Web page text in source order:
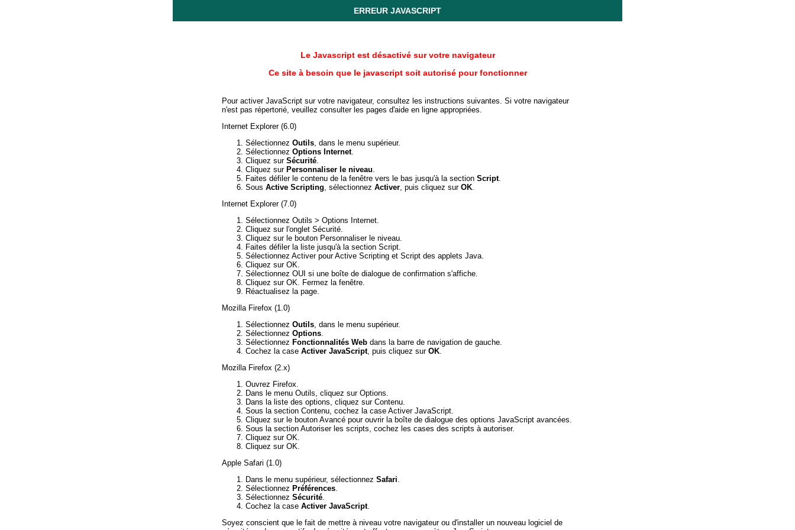
ERREUR JAVASCRIPT
Le Javascript est désactivé sur votre navigateur
Ce site à besoin que le javascript soit autorisé pour fonctionner
Pour activer JavaScript sur votre navigateur, consultez les instructions suivantes. Si votre navigateur
n'est pas répertorié, veuillez consulter les pages d'aide en ligne appropriées.
Internet Explorer (6.0)
Sélectionnez Outils, dans le menu supérieur.
Sélectionnez Options Internet.
Cliquez sur Sécurité.
Cliquez sur Personnaliser le niveau.
Faites défiler le contenu de la fenêtre vers le bas jusqu'à la section Script.
Sous Active Scripting, sélectionnez Activer, puis cliquez sur OK.
Internet Explorer (7.0)
Sélectionnez Outils > Options Internet.
Cliquez sur l'onglet Sécurité.
Cliquez sur le bouton Personnaliser le niveau.
Faites défiler la liste jusqu'à la section Script.
Sélectionnez Activer pour Active Scripting et Script des applets Java.
Cliquez sur OK.
Sélectionnez OUI si une boîte de dialogue de confirmation s'affiche.
Cliquez sur OK. Fermez la fenêtre.
Réactualisez la page.
Mozilla Firefox (1.0)
Sélectionnez Outils, dans le menu supérieur.
Sélectionnez Options.
Sélectionnez Fonctionnalités Web dans la barre de navigation de gauche.
Cochez la case Activer JavaScript, puis cliquez sur OK.
Mozilla Firefox (2.x)
Ouvrez Firefox.
Dans le menu Outils, cliquez sur Options.
Dans la liste des options, cliquez sur Contenu.
Sous la section Contenu, cochez la case Activer JavaScript.
Cliquez sur le bouton Avancé pour ouvrir la boîte de dialogue des options JavaScript avancées.
Sous la section Autoriser les scripts, cochez les cases des scripts à autoriser.
Cliquez sur OK.
Cliquez sur OK.
Apple Safari (1.0)
Dans le menu supérieur, sélectionnez Safari.
Sélectionnez Préférences.
Sélectionnez Sécurité.
Cochez la case Activer JavaScript.
Soyez conscient que le fait de mettre à niveau votre navigateur ou d'installer un nouveau logiciel de